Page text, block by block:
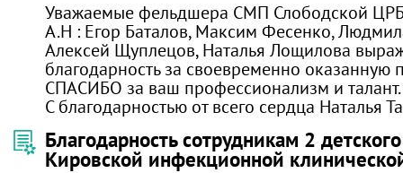
Уважаемые фельдшера СМП Слободской
А.Н : Егор Баталов, Максим Фесенко,
Алексей Щуплецов, Наталья Лощилова
благодарность за своевременно
СПАСИБО за ваш профессионализм и талант.
С благодарностью от всего сердца Наталья
Благодарность сотрудникам 2
Кировской инфекционной